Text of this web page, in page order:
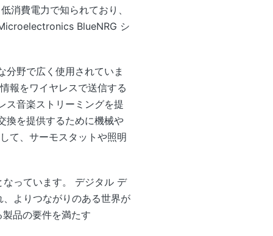
費電力で知られており、
BlueNRG シ
野で広く使用されていま
報をワイヤレスで送信する
ス音楽ストリーミングを提
換を提供するために機械や
て、サーモスタットや照明
っています。 デジタル デ
よりつながりのある世界が
品の要件を満たす